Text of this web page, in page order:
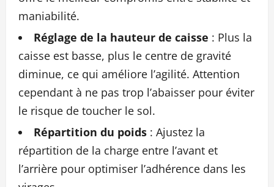
maniabilité.
Réglage de la hauteur de caisse : Plus la
caisse est basse, plus le centre de gravité
diminue, ce qui améliore l’agilité. Attention
cependant à ne pas trop l’abaisser pour éviter
le risque de toucher le sol.
Répartition du poids : Ajustez la
répartition de la charge entre l’avant et
l’arrière pour optimiser l’adhérence dans les